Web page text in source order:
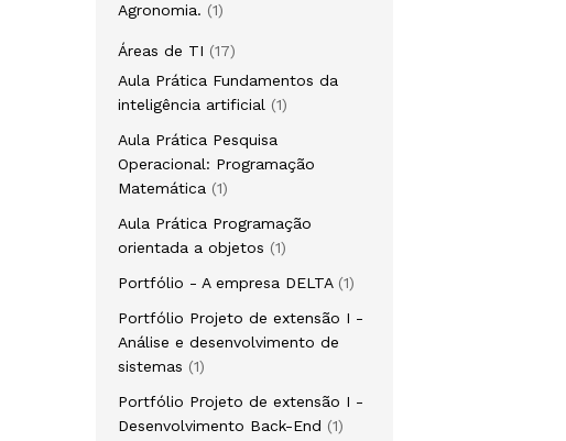
Agronomia.
1
Áreas de TI
17
Aula Prática Fundamentos da
inteligência artificial
1
Aula Prática Pesquisa
Operacional: Programação
Matemática
1
Aula Prática Programação
orientada a objetos
1
Portfólio - A empresa DELTA
1
Portfólio Projeto de extensão I -
Análise e desenvolvimento de
sistemas
1
Portfólio Projeto de extensão I -
Desenvolvimento Back-End
1